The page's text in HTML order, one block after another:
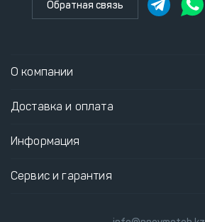
Обратная связь
О компании
Доставка и оплата
Информация
Сервис и гарантия